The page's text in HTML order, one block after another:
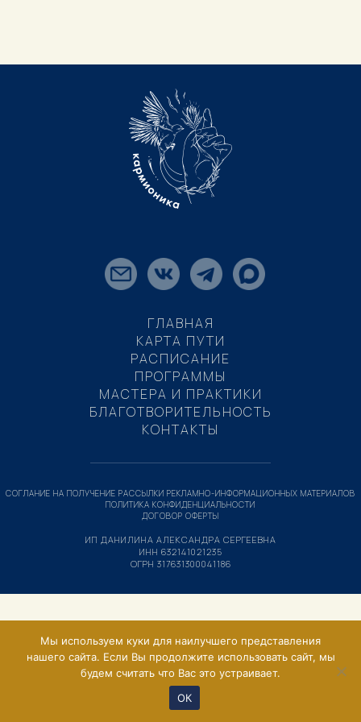
ГЛАВНАЯ
КАРТА ПУТИ
РАСПИСАНИЕ
ПРОГРАММЫ
МАСТЕРА И ПРАКТИКИ
БЛАГОТВОРИТЕЛЬНОСТЬ
КОНТАКТЫ
ИП ДАНИЛИНА АЛЕКСАНДРА СЕРГЕЕВНА
ИНН 632141021235
ОГРН 317631300041186
СОГЛАНИЕ НА ПОЛУЧЕНИЕ РАССЫЛКИ РЕКЛАМНО-ИНФОРМАЦИОННЫХ МАТЕРИАЛОВ
ПОЛИТИКА КОНФИДЕНЦИАЛЬНОСТИ
ДОГОВОР ОФЕРТЫ
Мы используем куки для наилучшего представления
нашего сайта. Если Вы продолжите использовать сайт, мы
будем считать что Вас это устраивает.
ОК